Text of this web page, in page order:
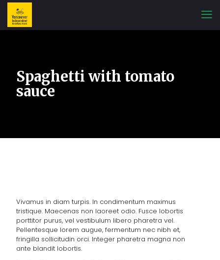
Spaghetti with tomato
sauce
Vivamus in diam turpis. In condimentum maximus
tristique. Maecenas non laoreet odio. Fusce lobortis
porttitor purus, vel vestibulum libero pharetra vel.
Pellentesque lorem augue, fermentum nec nibh et,
fringilla sollicitudin orci. Integer pharetra magna non
ante blandit lobortis.